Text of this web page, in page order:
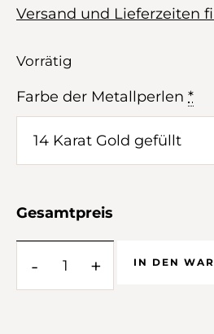
Versand und Lieferzeiten
Vorrätig
Farbe der Metallperlen *
Gesamtpreis
- + IN DEN